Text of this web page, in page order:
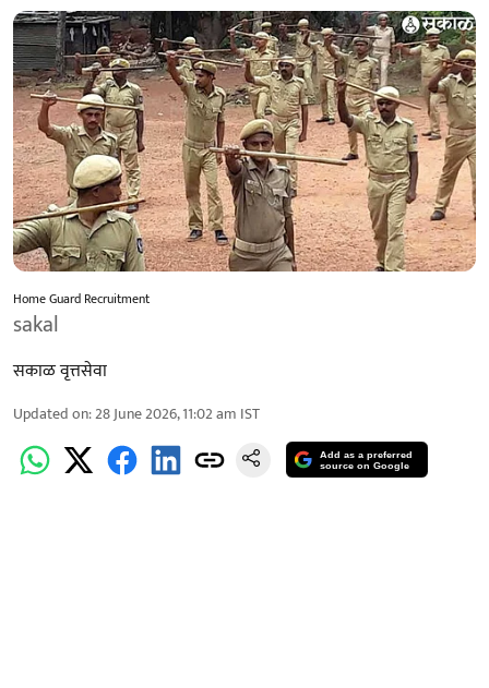
Home Guard Recruitment
sakal
सकाळ वृत्तसेवा
Updated on:28 June 2026, 11:02 am IST
Add as a preferred
source on Google